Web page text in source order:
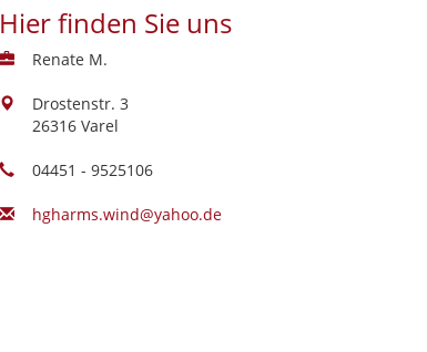
Hier finden Sie uns
Renate M.
Drostenstr. 3
26316 Varel
04451 - 9525106
hgharms.wind@yahoo.de